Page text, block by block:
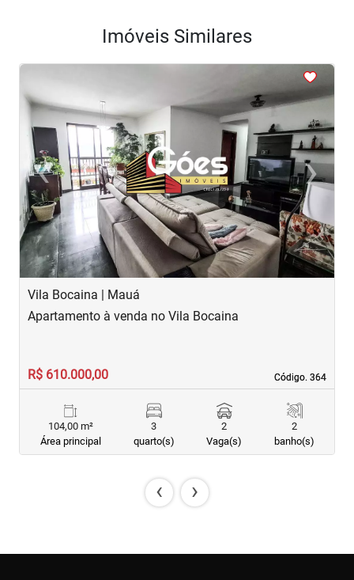
Imóveis Similares
‹Previous ›Next
Vila Bocaina | Mauá
Código. 364
Código. 364
Apartamento à venda no Vila Bocaina
R$ 610.000,00
104,00 m²
Área principal
3
quarto(s)
2
Vaga(s)
2
banho(s)
‹ ›